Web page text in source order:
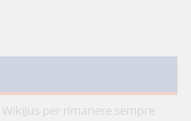
per rimanere sempre